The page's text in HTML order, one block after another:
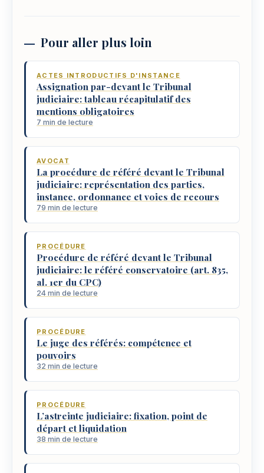
Pour aller plus loin
ACTES INTRODUCTIFS D'INSTANCE
Assignation par-devant le Tribunal
judiciaire: tableau récapitulatif des
mentions obligatoires
7 min de lecture
AVOCAT
La procédure de référé devant le Tribunal
judiciaire: représentation des parties,
instance, ordonnance et voies de recours
79 min de lecture
PROCÉDURE
Procédure de référé devant le Tribunal
judiciaire: le référé conservatoire (art. 835,
al. 1er du CPC)
24 min de lecture
PROCÉDURE
Le juge des référés: compétence et
pouvoirs
32 min de lecture
PROCÉDURE
L’astreinte judiciaire: fixation, point de
départ et liquidation
38 min de lecture